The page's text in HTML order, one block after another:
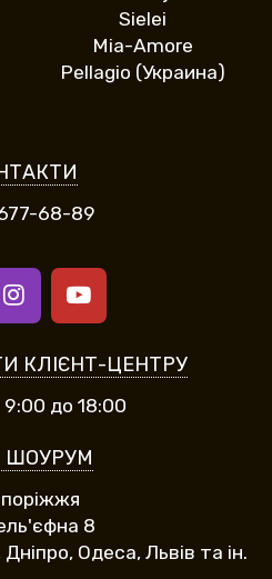
Sielei
Mia-Amore
Pellagio (Украина)
68-89
КЛІЄНТ-ЦЕНТРУ
до 18:00
ШОУРУМ
8
Одеса, Львів та ін.